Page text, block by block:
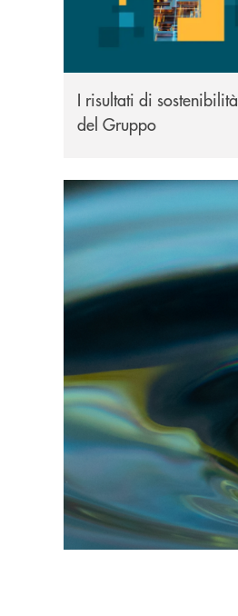
I risultati di sostenibilità
del Gruppo